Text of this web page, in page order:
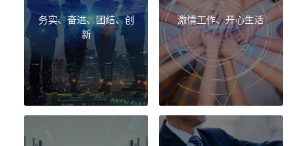
务实、奋进、团结、创
新
激情工作、开心生活